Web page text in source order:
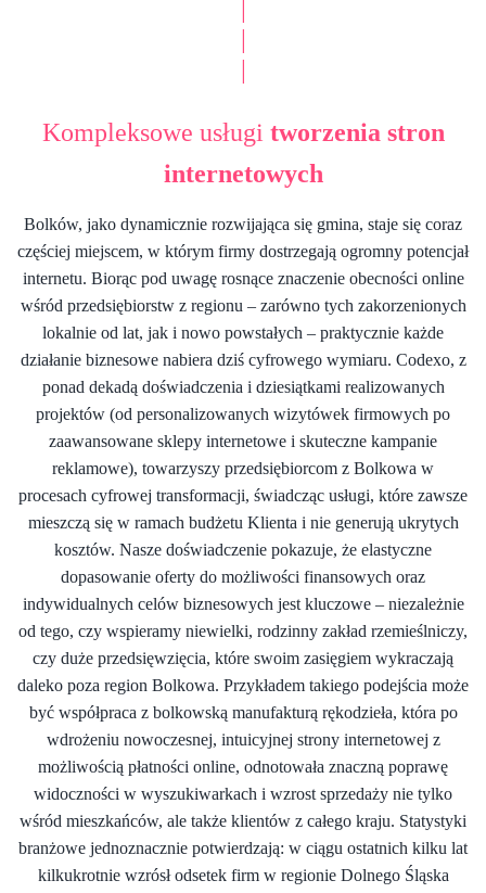
Kompleksowe usługi tworzenia stron
internetowych
Bolków, jako dynamicznie rozwijająca się gmina, staje się coraz
częściej miejscem, w którym firmy dostrzegają ogromny potencjał
internetu. Biorąc pod uwagę rosnące znaczenie obecności online
wśród przedsiębiorstw z regionu – zarówno tych zakorzenionych
lokalnie od lat, jak i nowo powstałych – praktycznie każde
działanie biznesowe nabiera dziś cyfrowego wymiaru. Codexo, z
ponad dekadą doświadczenia i dziesiątkami realizowanych
projektów (od personalizowanych wizytówek firmowych po
zaawansowane sklepy internetowe i skuteczne kampanie
reklamowe), towarzyszy przedsiębiorcom z Bolkowa w
procesach cyfrowej transformacji, świadcząc usługi, które zawsze
mieszczą się w ramach budżetu Klienta i nie generują ukrytych
kosztów. Nasze doświadczenie pokazuje, że elastyczne
dopasowanie oferty do możliwości finansowych oraz
indywidualnych celów biznesowych jest kluczowe – niezależnie
od tego, czy wspieramy niewielki, rodzinny zakład rzemieślniczy,
czy duże przedsięwzięcia, które swoim zasięgiem wykraczają
daleko poza region Bolkowa. Przykładem takiego podejścia może
być współpraca z bolkowską manufakturą rękodzieła, która po
wdrożeniu nowoczesnej, intuicyjnej strony internetowej z
możliwością płatności online, odnotowała znaczną poprawę
widoczności w wyszukiwarkach i wzrost sprzedaży nie tylko
wśród mieszkańców, ale także klientów z całego kraju. Statystyki
branżowe jednoznacznie potwierdzają: w ciągu ostatnich kilku lat
kilkukrotnie wzrósł odsetek firm w regionie Dolnego Śląska